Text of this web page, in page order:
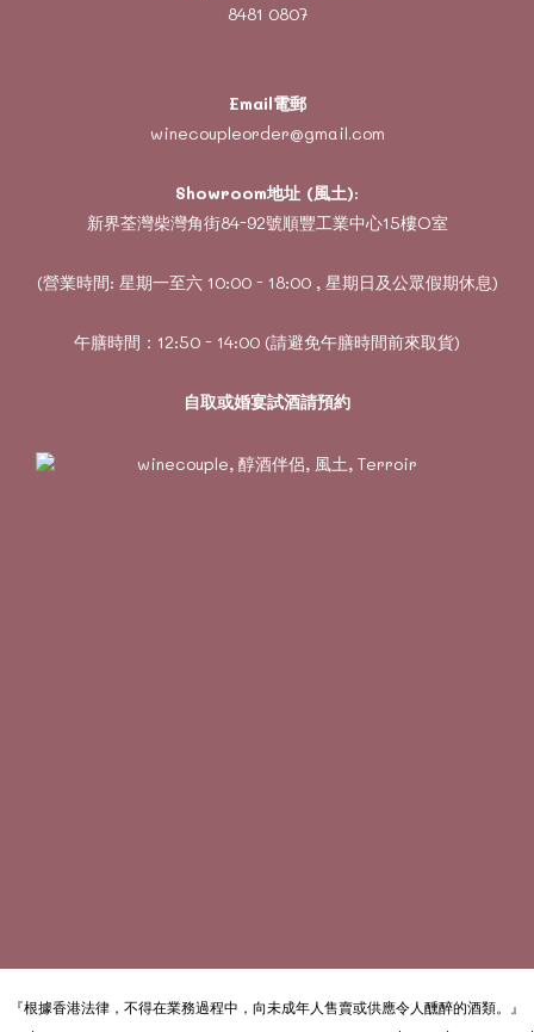
8481 0807
Email電郵
winecoupleorder@gmail.com
Showroom地址 (風土):
新界荃灣柴灣角街84-92號順豐工業中心15樓O室
(營業時間: 星期一至六 10:00 - 18:00 , 星期日及公眾假期休息)
午膳時間：12:50 - 14:00 (請避免午膳時間前來取貨)
自取或婚宴試酒請預約
『根據香港法律，不得在業務過程中，向未成年人售賣或供應令人醺醉的酒類。』